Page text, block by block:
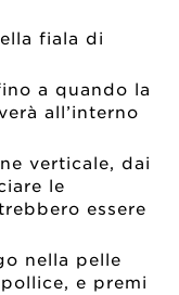
fiala di
a quando la
all’interno
verticale, dai
le
essere
nella pelle
e premi